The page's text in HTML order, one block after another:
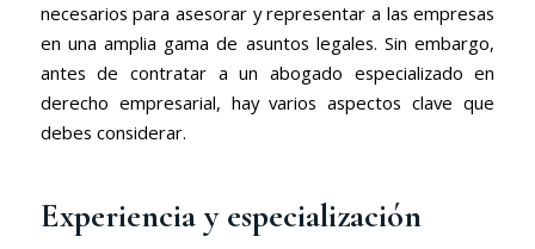
necesarios para asesorar y representar a las empresas
en una amplia gama de asuntos legales. Sin embargo,
antes de contratar a un abogado especializado en
derecho empresarial, hay varios aspectos clave que
debes considerar.
Experiencia y especialización